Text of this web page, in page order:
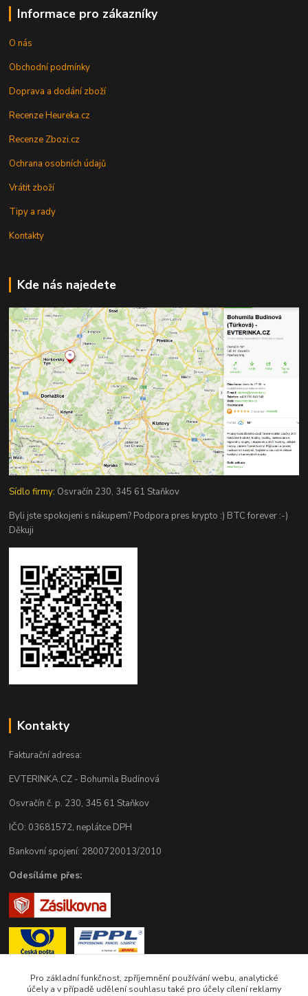
Informace pro zákazníky
O nás
Obchodní podmínky
Doprava a dodání zboží
Recenze Heureka.cz
Recenze Zbozi.cz
Ochrana osobních údajů
Vrátit zboží
Tipy a rady
Kontakty
Kde nás najedete
Sídlo firmy: Osvračín 230, 345 61 Staňkov
Byli jste spokojeni s nákupem? Podpora pres krypto :) BTC forever :-)
Děkuji
Kontakty
Fakturační adresa:
EVTERINKA.CZ - Bohumila Budínová
Osvračín č. p. 230, 345 61 Staňkov
IČO: 03681572, neplátce DPH
Bankovní spojení: 2800720013/2010
Odesíláme přes:
Pro základní funkčnost, zpříjemnění používání webu, analytické
účely a v případě udělení souhlasu také pro účely cílení reklamy